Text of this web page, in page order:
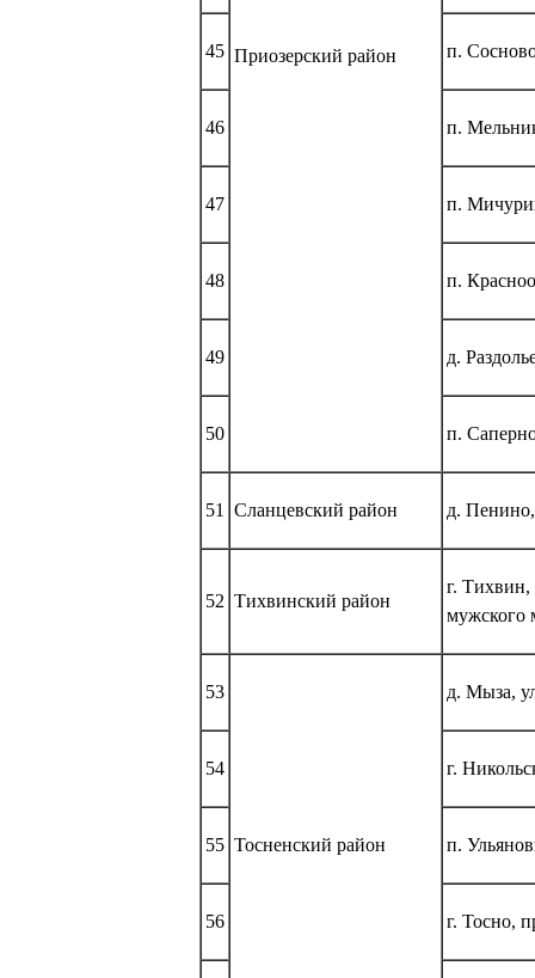
Приозерский район
45 п.
46 п.
47 п.
48 п.
49 д.
50 п.
51 Сланцевский район д.
52 Тихвинский район
г. Тихвин,
мужского
53
Тосненский район
д. Мыза,
54 г.
55 п.
56 г. Тосно,